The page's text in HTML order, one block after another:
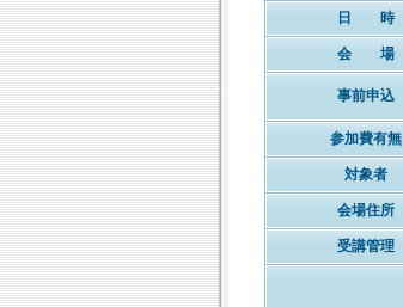
日 時
会 場
事前申込
参加費有無
対象者
会場住所
受講管理